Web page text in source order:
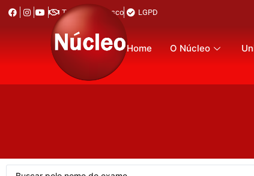
Trabalhe Conosco LGPD
Home O Núcleo